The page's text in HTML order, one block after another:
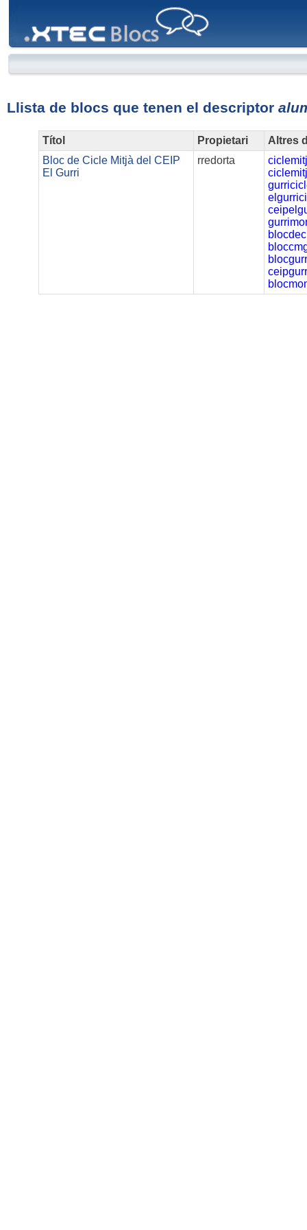
Llista de blocs que tenen el descriptor
Títol Propietari
Altres
Bloc de Cicle Mitjà del CEIP
El Gurri
rredorta